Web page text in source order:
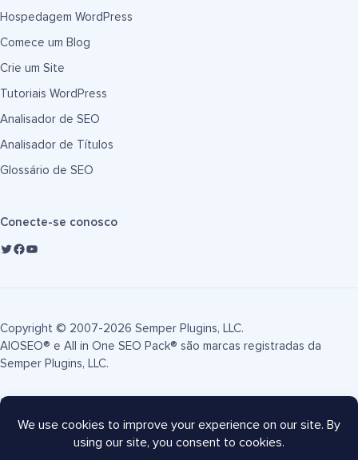
Hospedagem WordPress
Comece um Blog
Crie um Site
Tutoriais WordPress
Analisador de SEO
Analisador de Títulos
Glossário de SEO
Conecte-se conosco
Copyright © 2007-2026 Semper Plugins, LLC.
AIOSEO® e All in One SEO Pack® são marcas registradas da
Semper Plugins, LLC.
Termos de Serviço
Mapa do site
Cupom AIOSEO